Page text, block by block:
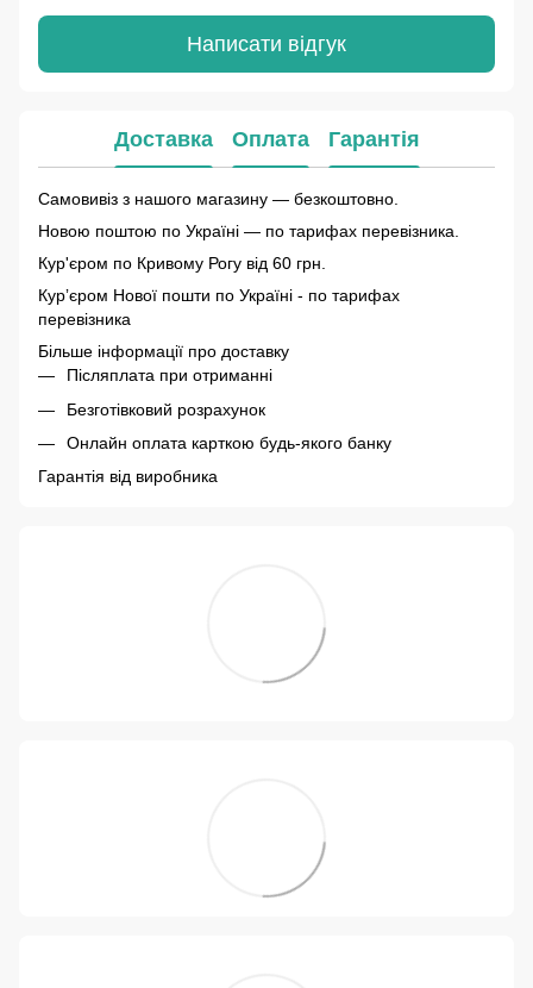
Написати відгук
Доставка Оплата Гарантія
Самовивіз з нашого магазину — безкоштовно.
Новою поштою по Україні — по тарифах перевізника.
Кур'єром по Кривому Рогу від 60 грн.
Курʼєром Нової пошти по Україні - по тарифах
перевізника
Більше інформації про доставку
Післяплата при отриманні
Безготівковий розрахунок
Онлайн оплата карткою будь-якого банку
Гарантія від виробника